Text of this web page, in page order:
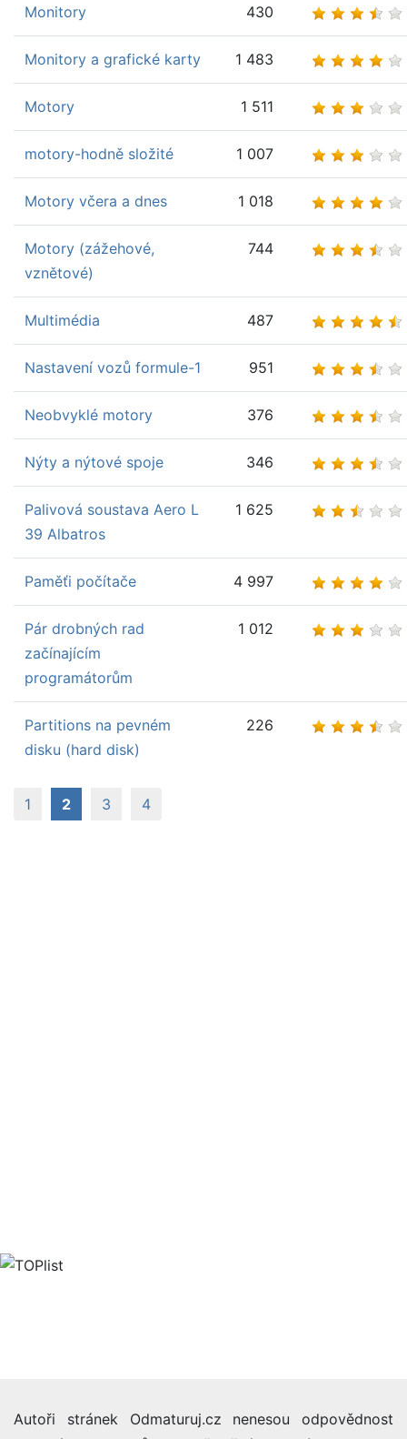
Monitory 430
Monitory a grafické karty 1 483
Motory 1 511
motory-hodně složité 1 007
Motory včera a dnes 1 018
Motory (zážehové,
vznětové)
744
Multimédia 487
Nastavení vozů formule-1 951
Neobvyklé motory 376
Nýty a nýtové spoje 346
Palivová soustava Aero L
39 Albatros
1 625
Paměťi počítače 4 997
Pár drobných rad
začínajícím
programátorům
1 012
Partitions na pevném
disku (hard disk)
226
1 2(aktuální)
3 4
Autoři stránek Odmaturuj.cz nenesou odpovědnost